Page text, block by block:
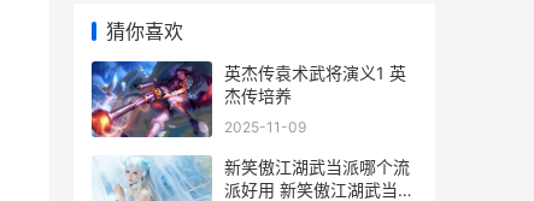
猜你喜欢
英杰传袁术武将演义1 英
杰传培养
2025-11-09
新笑傲江湖武当派哪个流
派好用 新笑傲江湖武当真